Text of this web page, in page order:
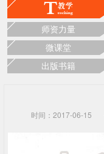
师资力量
微课堂
出版书籍
时间：2017-06-15